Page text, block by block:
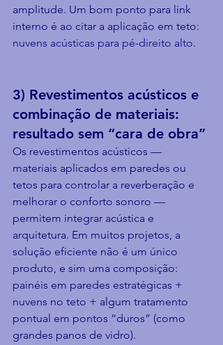
amplitude. Um bom ponto para link
interno é ao citar a aplicação em teto:
nuvens acústicas para pé-direito alto.
3) Revestimentos acústicos e
combinação de materiais:
resultado sem “cara de obra”
Os revestimentos acústicos —
materiais aplicados em paredes ou
tetos para controlar a reverberação e
melhorar o conforto sonoro —
permitem integrar acústica e
arquitetura. Em muitos projetos, a
solução eficiente não é um único
produto, e sim uma composição:
painéis em paredes estratégicas +
nuvens no teto + algum tratamento
pontual em pontos “duros” (como
grandes panos de vidro).